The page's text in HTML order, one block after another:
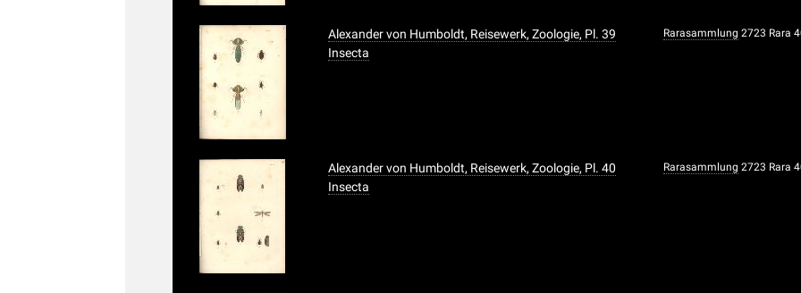
Alexander von Humboldt, Reisewerk, Zoologie, Pl. 39
Insecta
Rarasammlung 2723 Rara
Alexander von Humboldt, Reisewerk, Zoologie, Pl. 40
Insecta
Rarasammlung 2723 Rara